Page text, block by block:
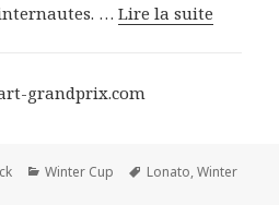
…Lire la suite
grandprix.com
Catégories
Winter Cup
Mots-
Lonato,Winter